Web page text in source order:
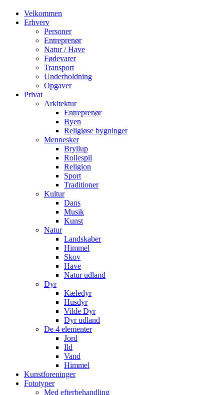
Velkommen
Erhverv
Personer
Entreprenør
Natur / Have
Fødevarer
Transport
Underholdning
Opgaver
Privat
Arkitektur
Entreprenør
Byen
Religiøse bygninger
Mennesker
Bryllup
Rollespil
Religion
Sport
Traditioner
Kultur
Dans
Musik
Kunst
Natur
Landskaber
Himmel
Skov
Have
Natur udland
Dyr
Kæledyr
Husdyr
Vilde Dyr
Dyr udland
De 4 elementer
Jord
Ild
Vand
Himmel
Kunstforeninger
Fototyper
Med efterbehandling